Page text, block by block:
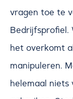
vragen toe te
Bedrijfsprofiel.
het overkomt
manipuleren.
helemaal niets